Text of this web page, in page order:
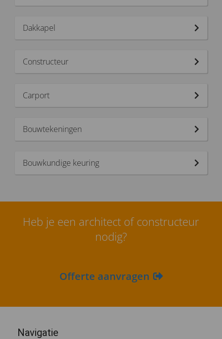
Dakkapel
Constructeur
Carport
Bouwtekeningen
Bouwkundige keuring
Heb je een architect of constructeur
nodig?
Offerte aanvragen
Navigatie